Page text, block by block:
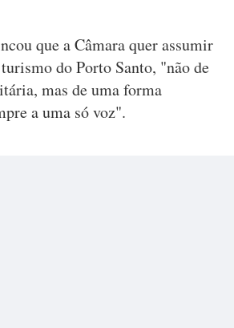
que a Câmara quer assumir
do Porto Santo, "não de
mas de uma forma
a uma só voz".